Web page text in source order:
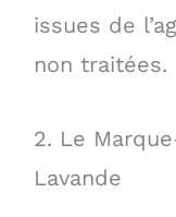
issues de
non traitées.
2. Le
Lavande